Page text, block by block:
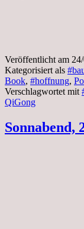
Veröffentlicht am
Kategorisiert als
Book, #hoffnung,
Verschlagwortet mit
QiGong
Sonnabend,